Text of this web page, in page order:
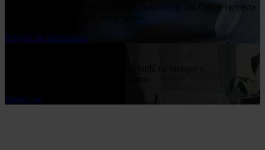
Napisz nam o swoim temacie, a my znajdziemy dla Ciebie eksperta
Przejdż do formularza
Zapisz się